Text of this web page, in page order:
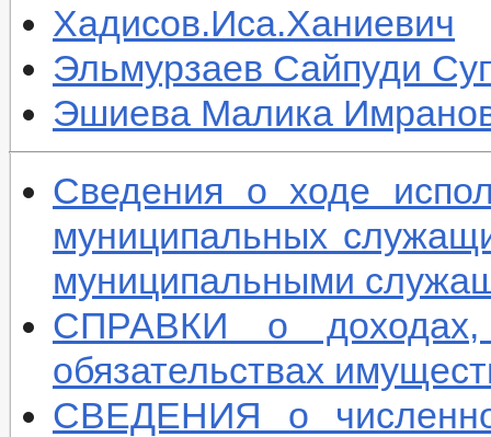
Хадисов.Иса.Ханиевич
Эльмурзаев Сайпуди
Эшиева Малика
Сведения о ходе
муниципальных
муниципальными
СПРАВКИ о
обязательствах
СВЕДЕНИЯ о